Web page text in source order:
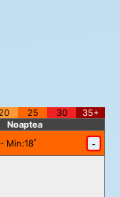
25 30
35+
Noaptea
Min:18˚ -